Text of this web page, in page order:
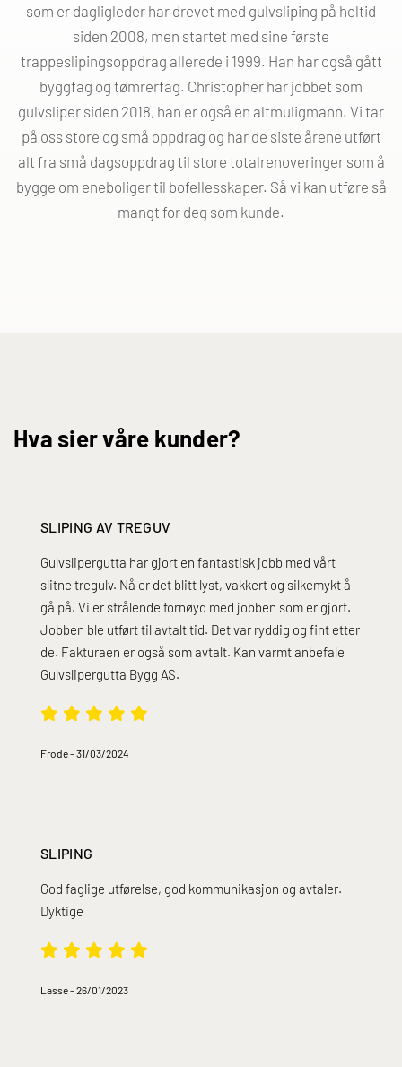
som er dagligleder har drevet med gulvsliping på heltid
siden 2008, men startet med sine første
trappeslipingsoppdrag allerede i 1999. Han har også gått
byggfag og tømrerfag. Christopher har jobbet som
gulvsliper siden 2018, han er også en altmuligmann. Vi tar
på oss store og små oppdrag og har de siste årene utført
alt fra små dagsoppdrag til store totalrenoveringer som å
bygge om eneboliger til bofellesskaper. Så vi kan utføre så
mangt for deg som kunde.
Hva sier våre kunder?
SLIPING AV TREGUV
Gulvslipergutta har gjort en fantastisk jobb med vårt
slitne tregulv. Nå er det blitt lyst, vakkert og silkemykt å
gå på. Vi er strålende fornøyd med jobben som er gjort.
Jobben ble utført til avtalt tid. Det var ryddig og fint etter
de. Fakturaen er også som avtalt. Kan varmt anbefale
Gulvslipergutta Bygg AS.
Frode-31/03/2024
SLIPING
God faglige utførelse, god kommunikasjon og avtaler.
Dyktige
Lasse-26/01/2023